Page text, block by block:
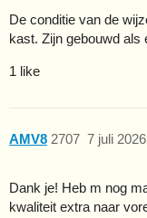
De conditie van de
kast. Zijn gebouwd als
1 like
AMV8 7 juli
2707
Dank je! Heb m nog
kwaliteit extra naar